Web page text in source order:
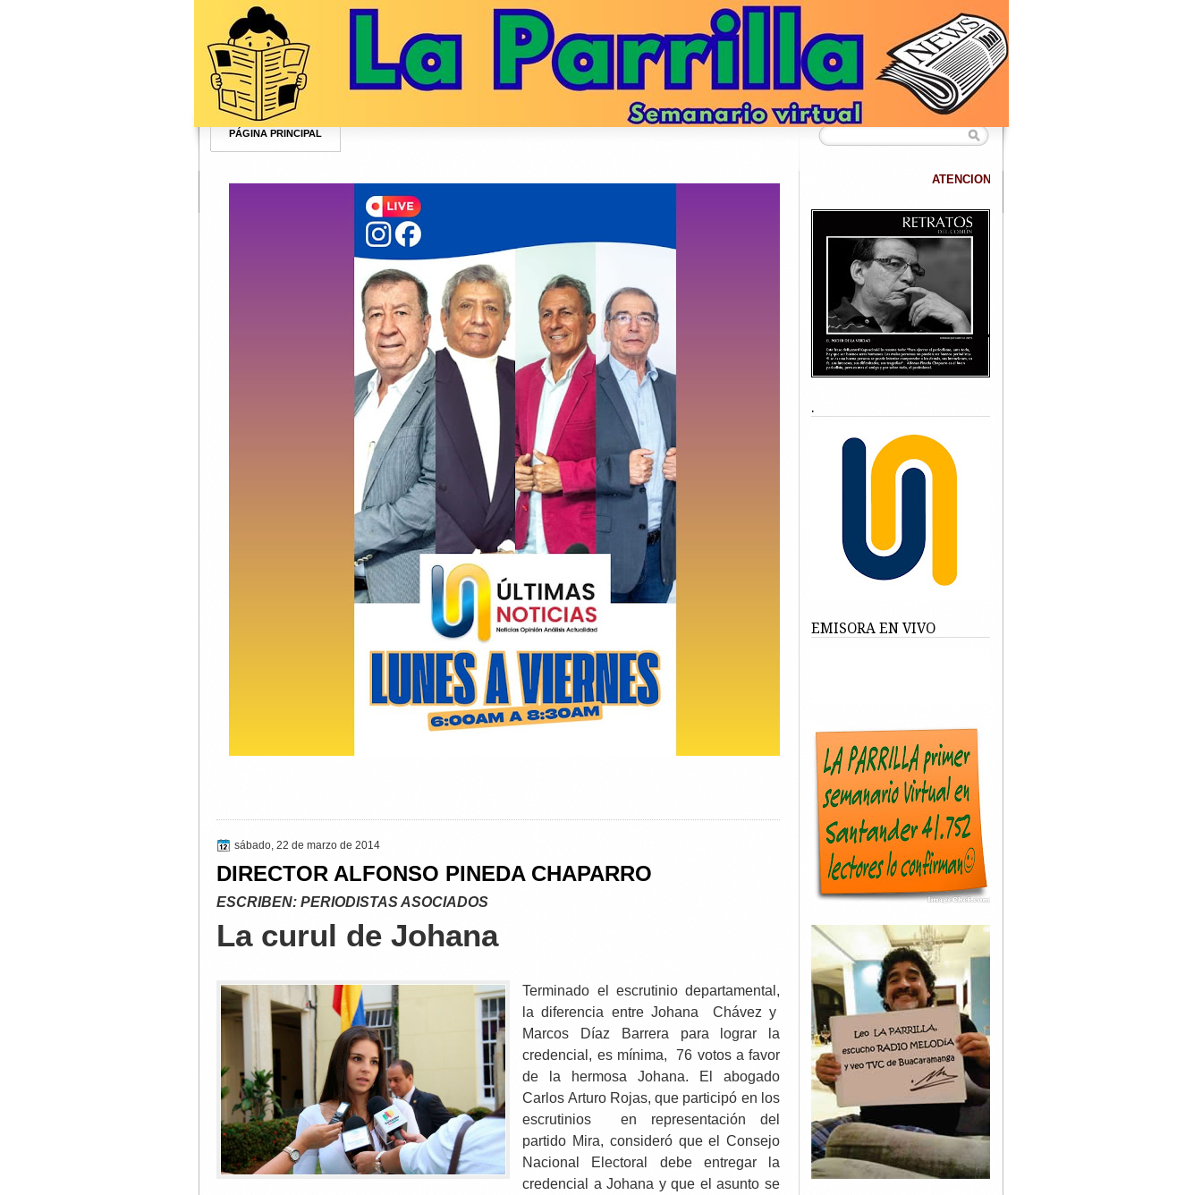
PÁGINA PRINCIPAL
sábado, 22 de marzo de 2014
DIRECTOR ALFONSO PINEDA CHAPARRO
ESCRIBEN: PERIODISTAS ASOCIADOS
La curul de Johana
Terminado el escrutinio departamental,
la diferencia entre Johana Chávez y
Marcos Díaz Barrera para lograr la
credencial, es mínima, 76 votos a favor
de la hermosa Johana. El abogado
Carlos Arturo Rojas, que participó en los
escrutinios en representación del
partido Mira, consideró que el Consejo
Nacional Electoral debe entregar la
credencial a Johana y que el asunto se
DATANET confirma que hemos superado los 40.000
.
EMISORA EN VIVO